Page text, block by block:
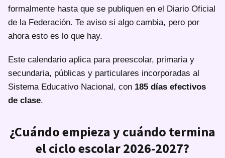
formalmente hasta que se publiquen en el Diario Oficial
de la Federación. Te aviso si algo cambia, pero por
ahora esto es lo que hay.
Este calendario aplica para preescolar, primaria y
secundaria, públicas y particulares incorporadas al
Sistema Educativo Nacional, con 185 días efectivos
de clase.
¿Cuándo empieza y cuándo termina
el ciclo escolar 2026-2027?